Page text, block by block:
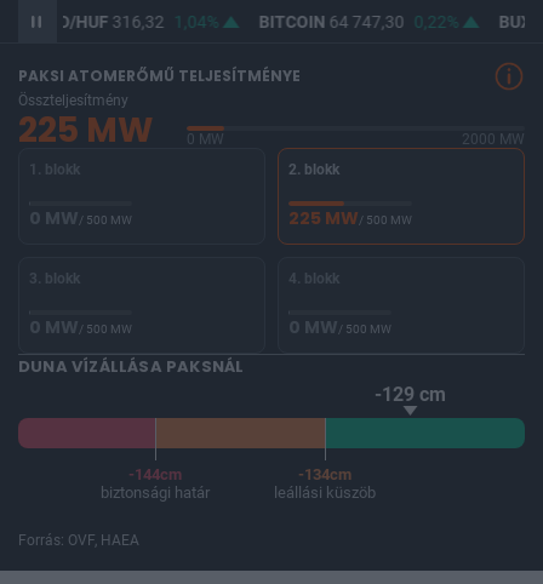
HUF 316,32 1,04% BITCOIN 64 747,30 0,22% BUX 146 563,2
PAKSI ATOMERŐMŰ TELJESÍTMÉNYE
Összteljesítmény
225 MW 0 MW
2000 MW
1. blokk
0 MW/ 500 MW
2. blokk
225 MW/ 500 MW
3. blokk
0 MW/ 500 MW
4. blokk
0 MW/ 500 MW
DUNA VÍZÁLLÁSA PAKSNÁL
-129 cm
-144cm
biztonsági határ
-134cm
leállási küszöb
Forrás: OVF, HAEA